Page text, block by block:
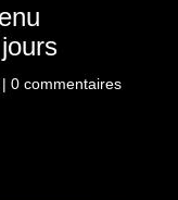
0 commentaires